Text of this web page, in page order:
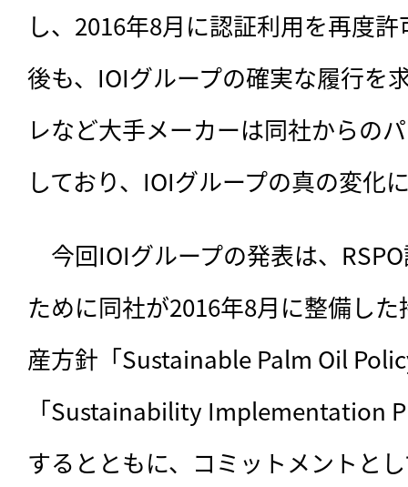
し、2016年8月に認証利用を再度
後も、IOIグループの確実な履行を
レなど大手メーカーは同社からの
しており、IOIグループの真の変化
今回IOIグループの発表は、
ために同社が2016年8月に整備し
産方針「Sustainable Palm Oil
「Sustainability Implementation
するとともに、コミットメントと